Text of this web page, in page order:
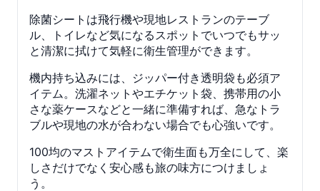
除菌シートは飛行機や現地レストランのテーブ
ル、トイレなど気になるスポットでいつでもサッ
と清潔に拭けて気軽に衛生管理ができます。
機内持ち込みには、ジッパー付き透明袋も必須ア
イテム。洗濯ネットやエチケット袋、携帯用の小
さな薬ケースなどと一緒に準備すれば、急なトラ
ブルや現地の水が合わない場合でも心強いです。
100均のマストアイテムで衛生面も万全にして、楽
しさだけでなく安心感も旅の味方につけましょ
う。